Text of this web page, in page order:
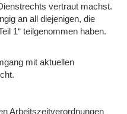
vertraut machst.
an all diejenigen, die
1“ teilgenommen haben.
mit aktuellen
Arbeitszeitverordnungen